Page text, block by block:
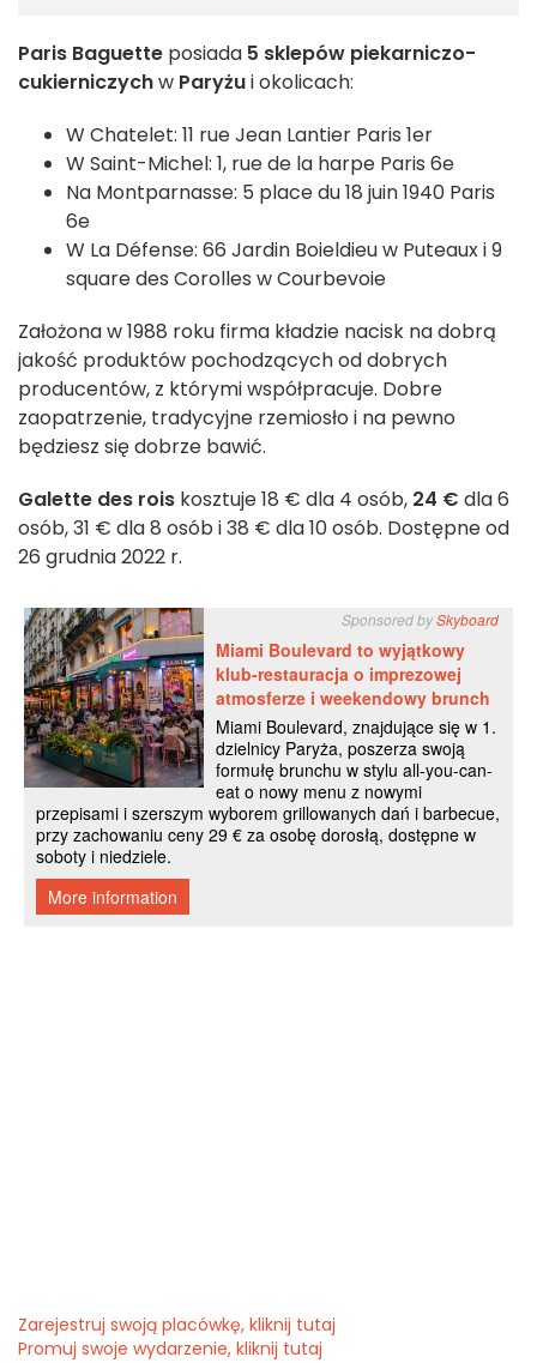
Paris Baguette posiada 5 sklepów piekarniczo-
cukierniczychw Paryżui okolicach:
W Chatelet: 11 rue Jean Lantier Paris 1er
W Saint-Michel: 1, rue de la harpe Paris 6e
Na Montparnasse: 5 place du 18 juin 1940 Paris
6e
W La Défense: 66 Jardin Boieldieu w Puteaux i 9
square des Corolles w Courbevoie
Założona w 1988 roku firma kładzie nacisk na dobrą
jakość produktów pochodzących od dobrych
producentów, z którymi współpracuje. Dobre
zaopatrzenie, tradycyjne rzemiosło i na pewno
będziesz się dobrze bawić.
Galette des rois kosztuje 18 € dla 4 osób, 24 € dla 6
osób, 31 € dla 8 osób i 38 € dla 10 osób. Dostępne od
26 grudnia 2022 r.
Zarejestruj swoją placówkę, kliknij tutaj
Promuj swoje wydarzenie, kliknij tutaj